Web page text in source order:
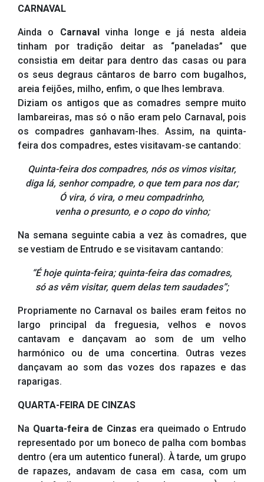
CARNAVAL
Ainda o Carnaval
vinha longe e já nesta aldeia
tinham por tradição deitar as “paneladas” que
consistia em deitar para dentro das casas ou para
os seus degraus cântaros de barro com bugalhos,
areia feijões, milho, enfim, o que lhes lembrava.
Diziam os antigos que as comadres sempre muito
lambareiras, mas só o não eram pelo Carnaval, pois
os compadres ganhavam-lhes. Assim, na quinta-
feira dos compadres, estes visitavam-se cantando:
Quinta-feira dos compadres, nós os vimos visitar,
diga lá, senhor compadre, o que tem para nos dar;
Ó vira, ó vira, o meu compadrinho,
venha o presunto, e o copo do vinho;
Na semana seguinte cabia a vez às comadres, que
se vestiam de Entrudo e se visitavam cantando:
“É hoje quinta-feira; quinta-feira das comadres,
só as vêm visitar, quem delas tem saudades”;
Propriamente no Carnaval os bailes eram feitos no
largo principal da freguesia, velhos e novos
cantavam e dançavam ao som de um velho
harmónico ou de uma concertina. Outras vezes
dançavam ao som das vozes dos rapazes e das
raparigas.
QUARTA-FEIRA DE CINZAS
Na Quarta-feira de Cinzas era queimado o Entrudo
representado por um boneco de palha com bombas
dentro (era um autentico funeral). À tarde, um grupo
de rapazes, andavam de casa em casa, com um